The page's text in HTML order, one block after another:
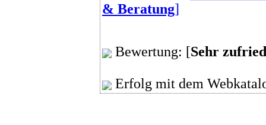
& Beratung]
Bewertung: [Sehr
Erfolg mit dem